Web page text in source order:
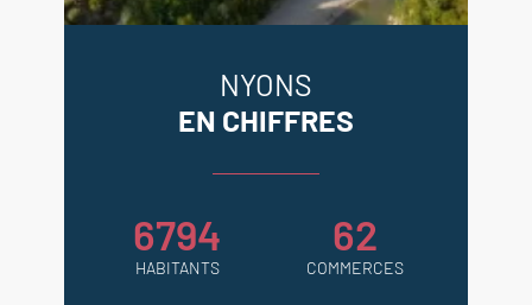
NYONS
EN CHIFFRES
6794
HABITANTS
62
COMMERCES